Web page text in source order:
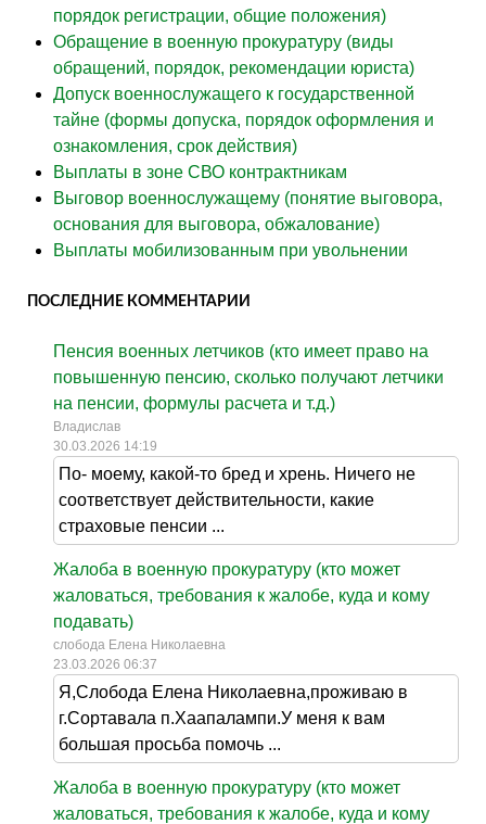
порядок регистрации, общие положения)
Обращение в военную прокуратуру (виды
обращений, порядок, рекомендации юриста)
Допуск военнослужащего к государственной
тайне (формы допуска, порядок оформления и
ознакомления, срок действия)
Выплаты в зоне СВО контрактникам
Выговор военнослужащему (понятие выговора,
основания для выговора, обжалование)
Выплаты мобилизованным при увольнении
ПОСЛЕДНИЕ КОММЕНТАРИИ
Пенсия военных летчиков (кто имеет право на
повышенную пенсию, сколько получают летчики
на пенсии, формулы расчета и т.д.)
Владислав
30.03.2026 14:19
По- моему, какой-то бред и хрень. Ничего не
соответствует действительности, какие
страховые пенсии ...
Жалоба в военную прокуратуру (кто может
жаловаться, требования к жалобе, куда и кому
подавать)
слобода Елена Николаевна
23.03.2026 06:37
Я,Слобода Елена Николаевна,проживаю в
г.Сортавала п.Хаапалампи.У меня к вам
большая просьба помочь ...
Жалоба в военную прокуратуру (кто может
жаловаться, требования к жалобе, куда и кому